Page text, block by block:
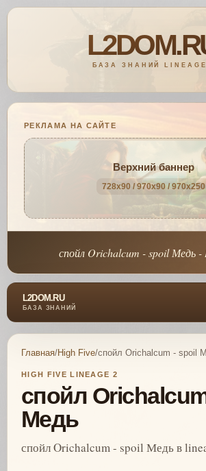
РЕКЛАМА НА САЙТЕ
Верхний баннер
728x90 / 970x90 / 970x250
спойл Orichalcum - spoil Медь -
L2DOM.RU
БАЗА ЗНАНИЙ
Главная/High Five/спойл Orichalcum - spoil
HIGH FIVE LINEAGE 2
спойл
Медь
спойл Orichalcum - spoil Медь в